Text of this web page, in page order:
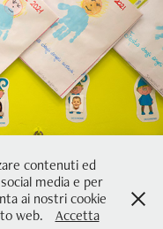
contenuti ed
media e per
ai nostri cookie
web.
Accetta